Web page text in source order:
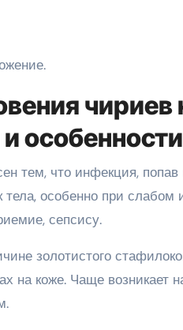
чириев
тем, что инфекция,
тела, особенно при
сепсису.
золотистого
на коже. Чаще возникает